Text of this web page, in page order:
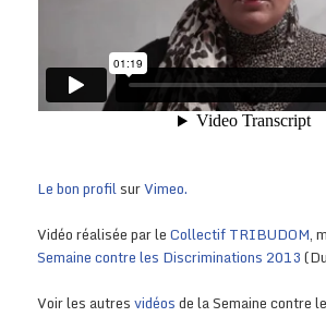
Le bon profilsurVimeo.
Vidéo réalisée par leCollectif TRIBUDOM,
Semaine contre les Discriminations 2013
Voir les autresvidéosde la Semaine contre